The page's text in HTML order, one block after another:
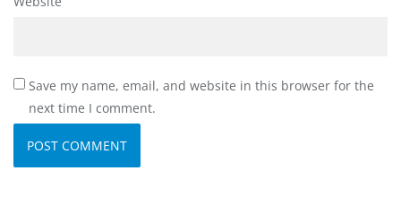
Save my name, email, and website in this browser for the
next time I comment.